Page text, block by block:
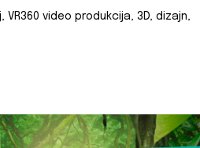
video produkcija, 3D, dizajn,